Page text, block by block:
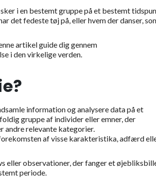
i en bestemt gruppe på et bestemt
det fedeste tøj på, eller hvem der danser,
artikel guide dig gennem
i den virkelige verden.
information og analysere data på et
gruppe af individer eller emner, der
andre relevante kategorier.
af visse karakteristika, adfærd
eller observationer, der fanger et
periode.